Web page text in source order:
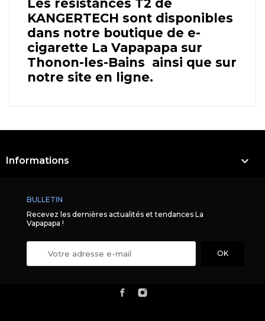
Les résistances T2 de
KANGERTECH sont disponibles
dans notre boutique de e-
cigarette La Vapapapa sur
Thonon-les-Bains ainsi que sur
notre site en ligne.
Informations 
BULLETIN
Recevez les dernières actualités et tendances La
Vapapapa !